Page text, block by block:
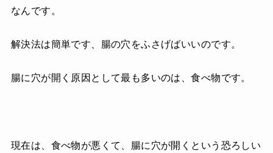
なんです。
解決法は簡単です、腸の穴をふさげばいいのです。
腸に穴が開く原因として最も多いのは、食べ物です。
現在は、食べ物が悪くて、腸に穴が開くという恐ろしい